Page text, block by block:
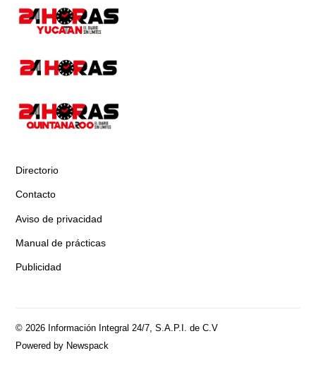
Directorio
Contacto
Aviso de privacidad
Manual de prácticas
Publicidad
© 2026 Información Integral 24/7, S.A.P.I. de C.V
Powered by Newspack